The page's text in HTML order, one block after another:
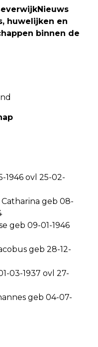
huwelijken en
binnen de
1946 ovl 25-02-
geb 08-
geb 09-01-1946
geb 28-12-
03-1937 ovl 27-
geb 04-07-